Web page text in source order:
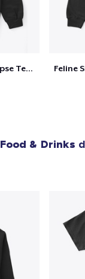
Feline Shady Total Solar Eclipse Texas
Food & Drinks